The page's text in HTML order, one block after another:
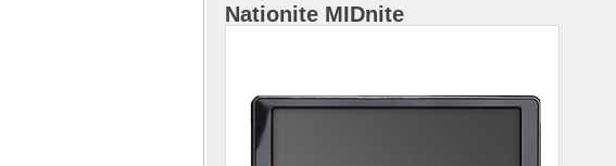
Nationite MIDnite